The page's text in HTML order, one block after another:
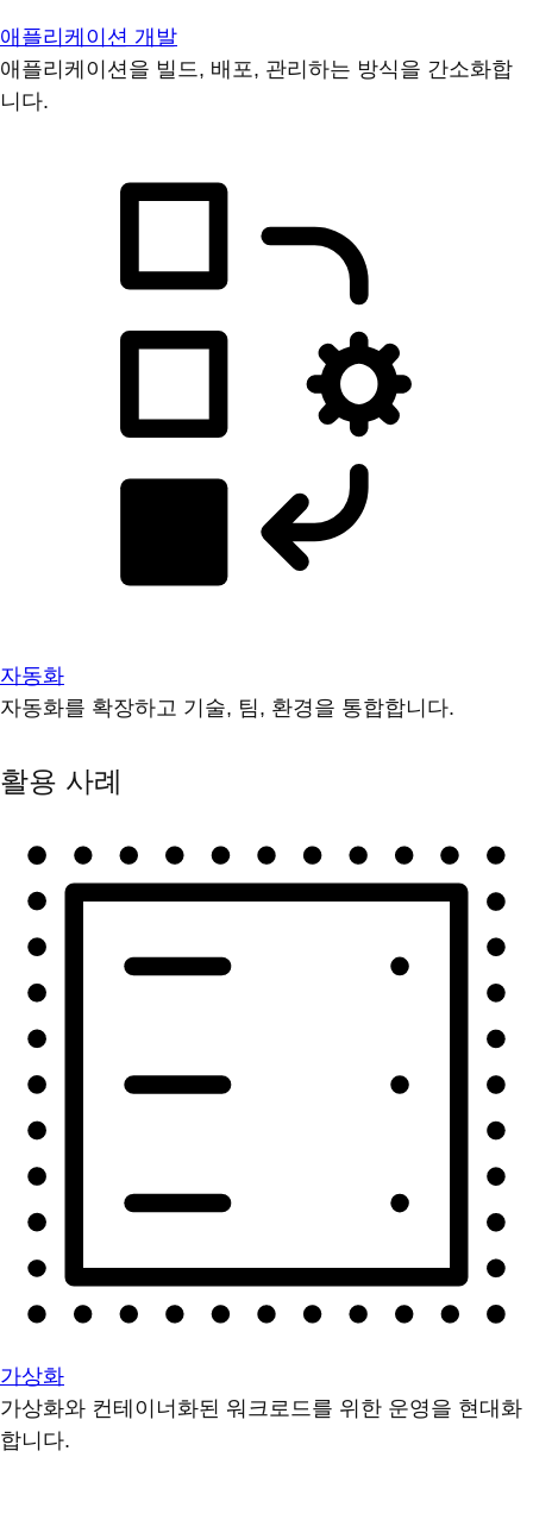
애플리케이션 개발
애플리케이션을 빌드, 배포, 관리하는 방식을 간소화합
니다.
자동화
자동화를 확장하고 기술, 팀, 환경을 통합합니다.
활용 사례
가상화
가상화와 컨테이너화된 워크로드를 위한 운영을 현대화
합니다.